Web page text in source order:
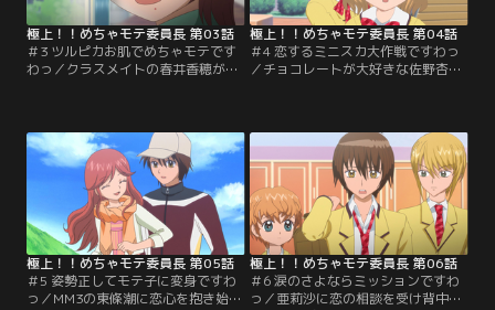
ル】
極上！！めちゃモテ委員長 第03話
＃3 ツルピカお肌でめちゃモテです
わっ／クラスメイトの春井香穂が何
と、春井は大好きなメル友の男の子
に「写りのいい写真」を送ってしま
い、会いたいのに会えないでいると
いう。会うとニキビ肌がばれてしま
うことにひどく悩んでいるのだっ
た…。【提供：バンダイチャンネ
ル】
極上！！めちゃモテ委員長 第04話
＃4 恋するミニスカ大作戦ですわっ
／チョコレートが大好きな佐野杏樹
する杏樹の幸せそうな笑顔を見た未
海は、杏樹が波人に恋をしているこ
とに気づく。杏樹の恋を応援しよう
と、ことあるごとに未海は二人に用
事を頼みキッカケ作りをする…。
【提供：バンダイチャンネル】
極上！！めちゃモテ委員長 第05話
＃5 姿勢正してモテ子に変身ですわ
っ／MM3の東條潮に恋心を抱き始め
極上！！めちゃモテ委員長 第06話
＃6 涙のさよならミッションですわ
っ／亜莉沙に恋の相談を受け背中を